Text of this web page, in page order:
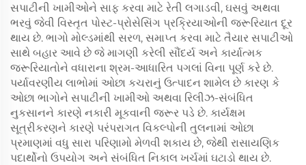
સપાટીની ખામીઓને સાફ કરવા માટે રેતી લગાડવી, ઘસવું અથવા
ભરવું જેવી વિસ્તૃત પોસ્ટ-પ્રોસેસિંગ પ્રક્રિયાઓની જરૂરિયાત દૂર
થાય છે. ભાગો મોલ્ડમાંથી સરળ, સમાપ્ત કરવા માટે તૈયાર સપાટીઓ
સાથે બહાર આવે છે જે માગણી કરેલી સૌંદર્ય અને કાર્યાત્મક
જરૂરિયાતોને વધારાના શ્રમ-આધારિત પગલાં વિના પૂર્ણ કરે છે.
પર્યાવરણીય લાભોમાં ઓછા કચરાનું ઉત્પાદન શામેલ છે કારણ કે
ઓછા ભાગોને સપાટીની ખામીઓ અથવા રિલીઝ-સંબંધિત
નુકસાનને કારણે નકારી મૂકવાની જરૂર પડે છે. કાર્યક્ષમ
સૂત્રીકરણને કારણે પરંપરાગત વિકલ્પોની તુલનામાં ઓછા
પ્રમાણમાં વધુ સારા પરિણામો મેળવી શકાય છે, જેથી રાસાયણિક
પદાર્થોનો ઉપયોગ અને સંબંધિત નિકાલ ખર્ચમાં ઘટાડો થાય છે.